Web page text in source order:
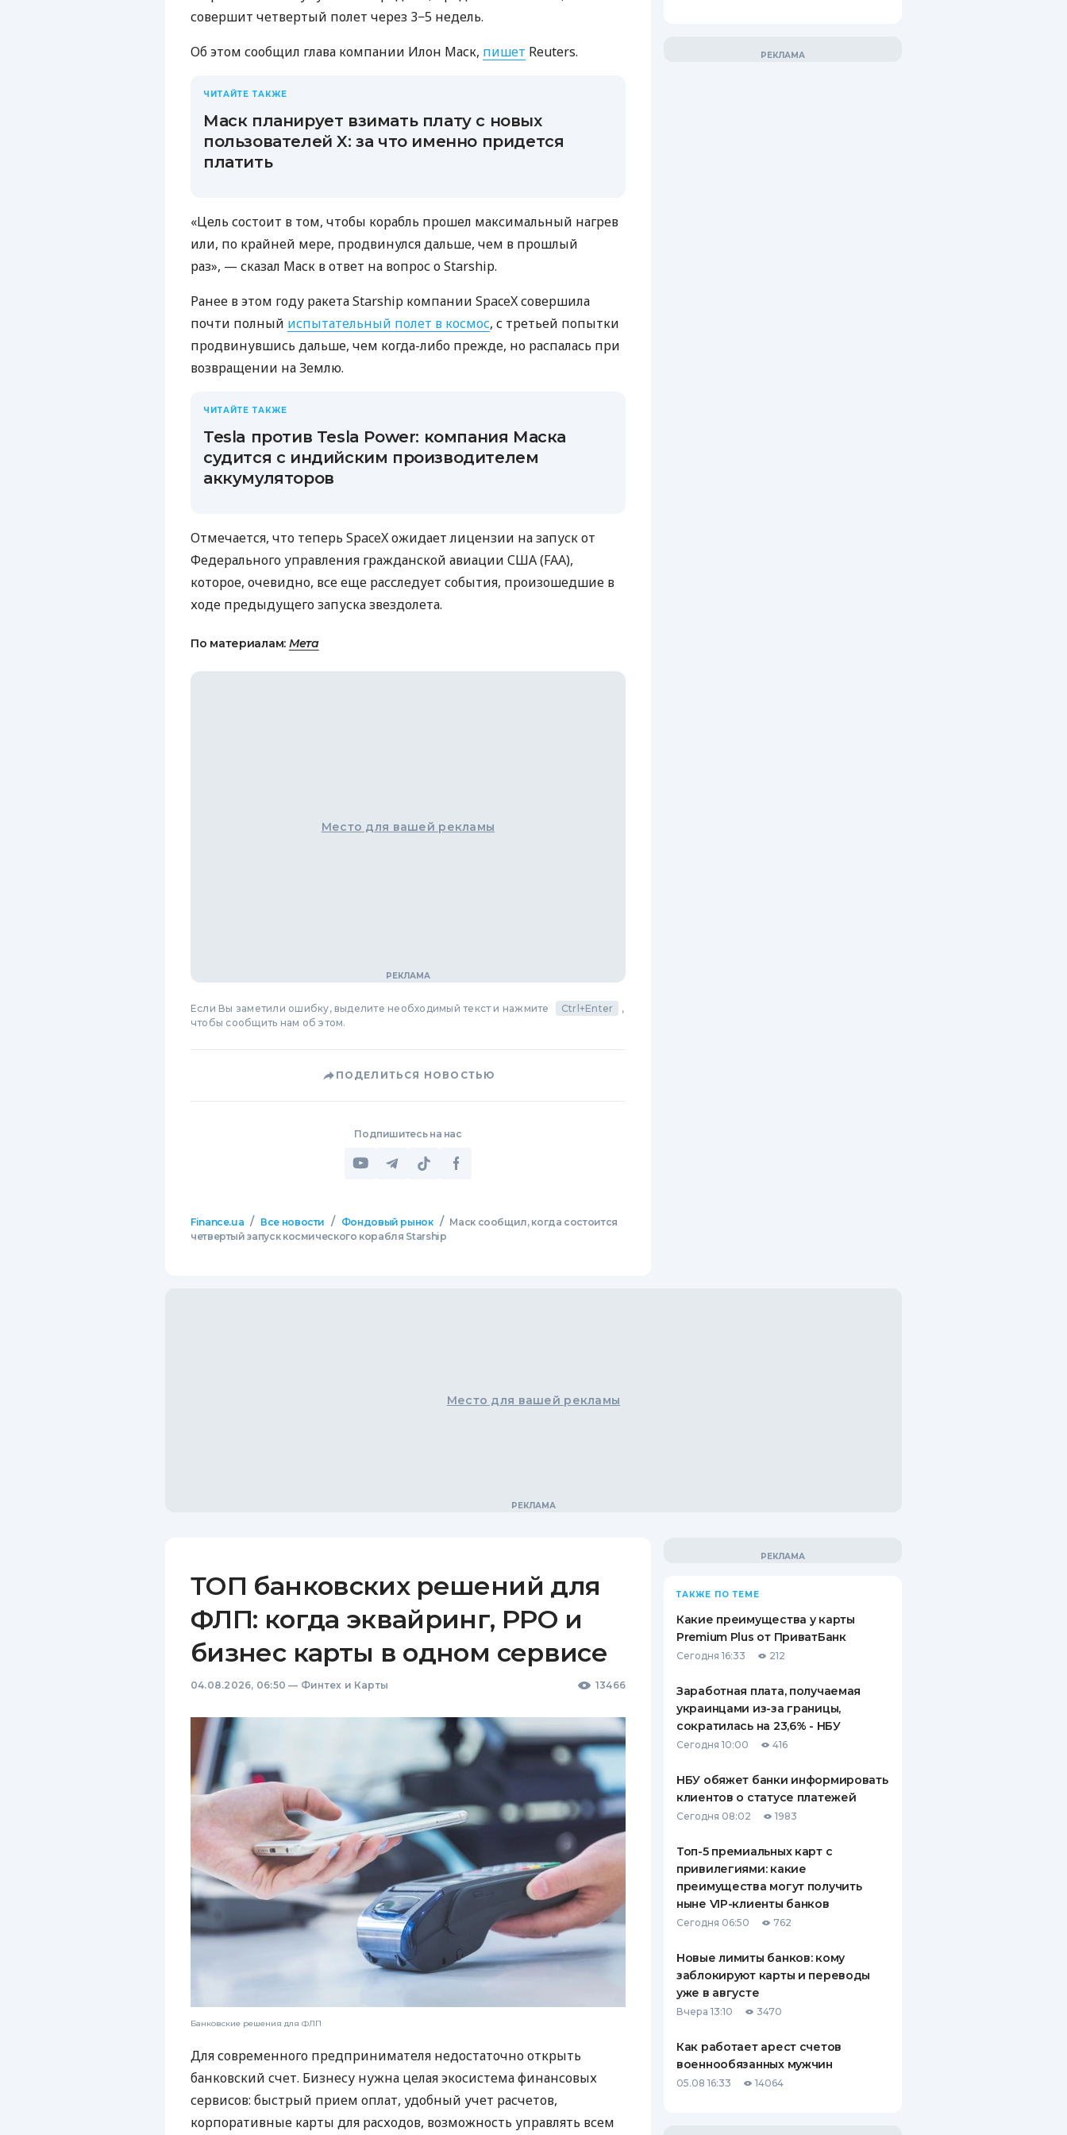
совершит четвертый полет через 3−5 недель.
Об этом сообщил глава компании Илон Маск, пишет Reuters.
ЧИТАЙТЕ ТАКЖЕ
Маск планирует взимать плату с новых
пользователей X: за что именно придется
платить
«Цель состоит в том, чтобы корабль прошел максимальный нагрев
или, по крайней мере, продвинулся дальше, чем в прошлый
раз», — сказал Маск в ответ на вопрос о Starship.
Ранее в этом году ракета Starship компании SpaceX совершила
почти полный испытательный полет в космос, с третьей попытки
продвинувшись дальше, чем когда-либо прежде, но распалась при
возвращении на Землю.
ЧИТАЙТЕ ТАКЖЕ
Tesla против Tesla Power: компания Маска
судится с индийским производителем
аккумуляторов
Отмечается, что теперь SpaceX ожидает лицензии на запуск от
Федерального управления гражданской авиации США (FAA),
которое, очевидно, все еще расследует события, произошедшие в
ходе предыдущего запуска звездолета.
По материалам: Мета
Место для вашей рекламы
Если Вы заметили ошибку, выделите необходимый текст и нажмите Ctrl+Enter
,
чтобы сообщить нам об этом.
ПОДЕЛИТЬСЯ НОВОСТЬЮ
Подпишитесь на нас
Finance.ua / Все новости / Фондовый рынок / Маск сообщил, когда состоится
четвертый запуск космического корабля Starship
Место для вашей рекламы
ТОП банковских решений для
ФЛП: когда эквайринг, РРО и
бизнес карты в одном сервисе
04.08.2026, 06:50 — Финтех и Карты 13466
Банковские решения для ФЛП
Для современного предпринимателя недостаточно открыть
банковский счет. Бизнесу нужна целая экосистема финансовых
сервисов: быстрый прием оплат, удобный учет расчетов,
корпоративные карты для расходов, возможность управлять всем
ТАКЖЕ ПО ТЕМЕ
Какие преимущества у карты
Premium Plus от ПриватБанк
Сегодня 16:33 212
Заработная плата, получаемая
украинцами из-за границы,
сократилась на 23,6% - НБУ
Сегодня 10:00 416
НБУ обяжет банки информировать
клиентов о статусе платежей
Сегодня 08:02 1983
Топ-5 премиальных карт с
привилегиями: какие
преимущества могут получить
ныне VIP-клиенты банков
Сегодня 06:50 762
Новые лимиты банков: кому
заблокируют карты и переводы
уже в августе
Вчера 13:10 3470
Как работает арест счетов
военнообязанных мужчин
05.08 16:33 14064